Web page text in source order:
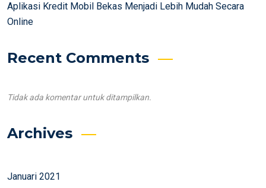
Aplikasi Kredit Mobil Bekas Menjadi Lebih Mudah Secara
Online
Recent Comments
Tidak ada komentar untuk ditampilkan.
Archives
Januari 2021